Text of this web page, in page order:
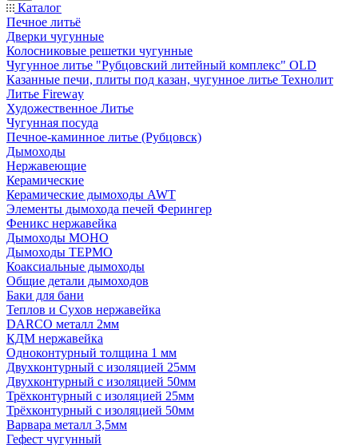
Каталог
Печное литьё
Дверки чугунные
Колосниковые решетки чугунные
Чугунное литье "Рубцовский литейный комплекс" OLD
Казанные печи, плиты под казан, чугунное литье Технолит
Литье Fireway
Художественное Литье
Чугунная посуда
Печное-каминное литье (Рубцовск)
Дымоходы
Нержавеющие
Керамические
Керамические дымоходы AWT
Элементы дымохода печей Ферингер
Феникс нержавейка
Дымоходы МОНО
Дымоходы ТЕРМО
Коаксиальные дымоходы
Общие детали дымоходов
Баки для бани
Теплов и Сухов нержавейка
DARCO металл 2мм
КДМ нержавейка
Одноконтурный толщина 1 мм
Двухконтурный с изоляцией 25мм
Двухконтурный с изоляцией 50мм
Трёхконтурный с изоляцией 25мм
Трёхконтурный с изоляцией 50мм
Варвара металл 3,5мм
Гефест чугунный